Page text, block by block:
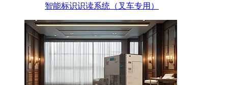
智能标识识读系统（叉车专用）